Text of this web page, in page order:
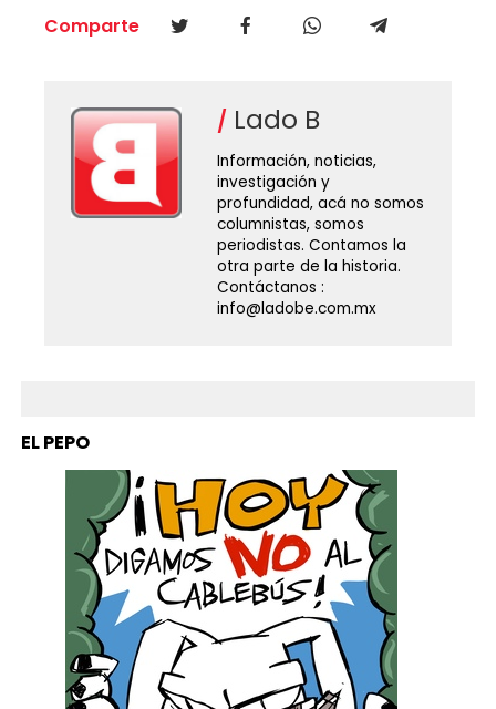
Comparte
Lado B
Información, noticias,
investigación y
profundidad, acá no somos
columnistas, somos
periodistas. Contamos la
otra parte de la historia.
Contáctanos :
info@ladobe.com.mx
EL PEPO